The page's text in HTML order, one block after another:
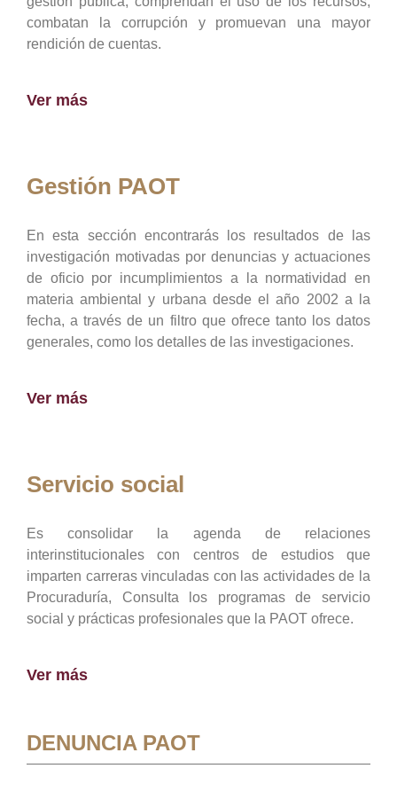
combatan la corrupción y promuevan una mayor
rendición de cuentas.
Ver más
Gestión PAOT
En esta sección encontrarás los resultados de las
investigación motivadas por denuncias y actuaciones
de oficio por incumplimientos a la normatividad en
materia ambiental y urbana desde el año 2002 a la
fecha, a través de un filtro que ofrece tanto los datos
generales, como los detalles de las investigaciones.
Ver más
Servicio social
Es consolidar la agenda de relaciones
interinstitucionales con centros de estudios que
imparten carreras vinculadas con las actividades de la
Procuraduría, Consulta los programas de servicio
social y prácticas profesionales que la PAOT ofrece.
Ver más
DENUNCIA PAOT